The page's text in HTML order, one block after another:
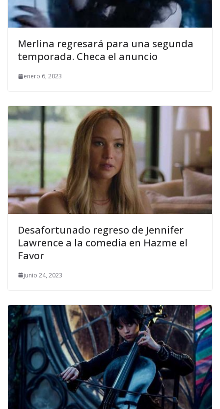
Merlina regresará para una segunda
temporada. Checa el anuncio
enero 6, 2023
Desafortunado regreso de Jennifer
Lawrence a la comedia en Hazme el
Favor
junio 24, 2023